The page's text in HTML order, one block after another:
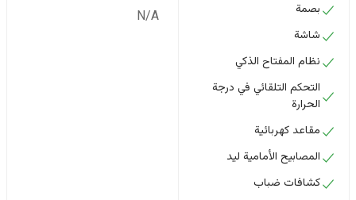
بصمة
شاشة
نظام المفتاح الذكي
التحكم التلقائي في درجة
الحرارة
مقاعد كهربائية
المصابيح الأمامية ليد
كشافات ضباب
N/A